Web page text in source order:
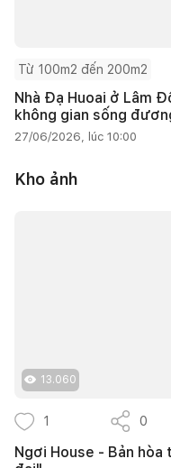
Từ 100m2 đến 200m2
Nhà Đạ Huoai ở Lâm
không gian sống
27/06/2026, lúc 10:00
Kho ảnh
13.060
1 0
Ngơi House - Bản